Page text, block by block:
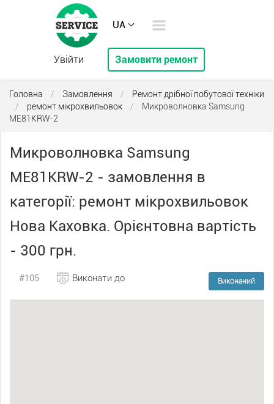
UA
Увійти Замовити ремонт
Головна / Замовлення /
Ремонт дрібної побутової техніки
/
ремонт мікрохвильовок /
Микроволновка Samsung
ME81KRW-2
Микроволновка Samsung
ME81KRW-2 - замовлення в
категорії: ремонт мікрохвильовок
Нова Каховка. Орієнтовна вартість
- 300 грн.
#105 Виконаний
Виконати до